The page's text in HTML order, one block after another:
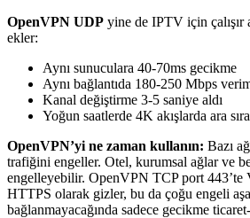
OpenVPN UDP yine de IPTV için
ekler:
Aynı sunuculara 40-70ms gecikme
Aynı bağlantıda 180-250 Mbps
Kanal değiştirme 3-5 saniye aldı
Yoğun saatlerde 4K akışlarda ara
OpenVPN’yi ne zaman kullanın: Bazı
trafiğini engeller. Otel, kurumsal ağlar ve
engelleyebilir. OpenVPN TCP port 443’te
HTTPS olarak gizler, bu da çoğu engeli
bağlanmayacağında sadece gecikme